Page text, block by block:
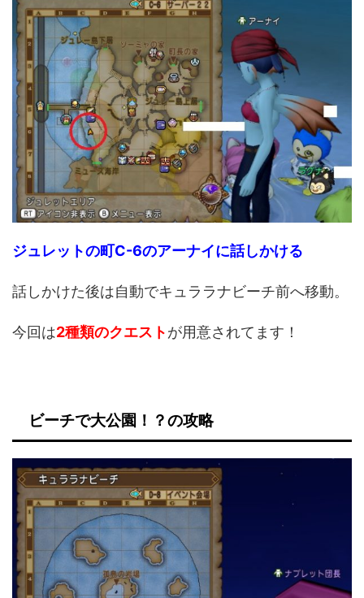
ジュレットの町C-6のアーナイに話しかける
話しかけた後は自動でキュララナビーチ前へ移動。
今回は2種類のクエストが用意されてます！
ビーチで大公園！？の攻略